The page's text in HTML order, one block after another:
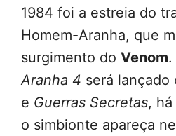
1984 foi a estreia do
Homem-Aranha, que
surgimento do Venom.
Aranha 4 será lançado
e Guerras Secretas,
o simbionte apareça